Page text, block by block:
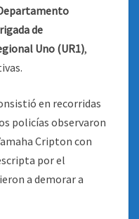
de
Uno (UR1),
en recorridas
policías observaron
Cripton con
por el
a demorar a